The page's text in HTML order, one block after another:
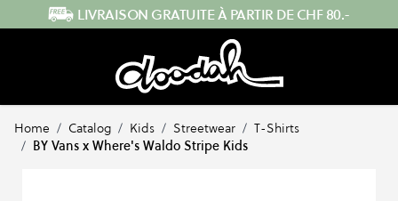
Skip to Content ENVOI RAPIDE DEPUIS LA
Home / Catalog / Kids / Streetwear / T-Shirts
/ BY Vans x Where's Waldo Stripe Kids